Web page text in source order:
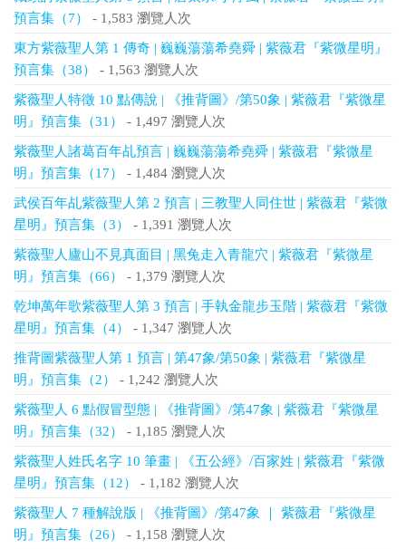
預言集（7）
- 1,583 瀏覽人次
東方紫薇聖人第 1 傳奇 | 巍巍蕩蕩希堯舜 | 紫薇君『紫微星明』
預言集（38）
- 1,563 瀏覽人次
紫薇聖人特徵 10 點傳說 | 《推背圖》/第50象 | 紫薇君『紫微星
明』預言集（31）
- 1,497 瀏覽人次
紫薇聖人諸葛百年乩預言 | 巍巍蕩蕩希堯舜 | 紫薇君『紫微星
明』預言集（17）
- 1,484 瀏覽人次
武侯百年乩紫薇聖人第 2 預言 | 三教聖人同住世 | 紫薇君『紫微
星明』預言集（3）
- 1,391 瀏覽人次
紫薇聖人廬山不見真面目 | 黑兔走入青龍穴 | 紫薇君『紫微星
明』預言集（66）
- 1,379 瀏覽人次
乾坤萬年歌紫薇聖人第 3 預言 | 手執金龍步玉階 | 紫薇君『紫微
星明』預言集（4）
- 1,347 瀏覽人次
推背圖紫薇聖人第 1 預言 | 第47象/第50象 | 紫薇君『紫微星
明』預言集（2）
- 1,242 瀏覽人次
紫薇聖人 6 點假冒型態 | 《推背圖》/第47象 | 紫薇君『紫微星
明』預言集（32）
- 1,185 瀏覽人次
紫薇聖人姓氏名字 10 筆畫 | 《五公經》/百家姓 | 紫薇君『紫微
星明』預言集（12）
- 1,182 瀏覽人次
紫薇聖人 7 種解說版 | 《推背圖》/第47象 ｜ 紫薇君『紫微星
明』預言集（26）
- 1,158 瀏覽人次